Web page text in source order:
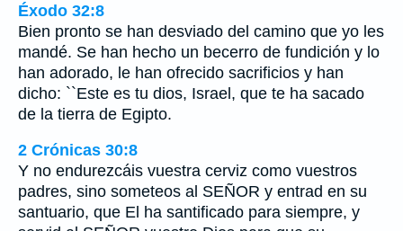
Éxodo 32:8
Bien pronto se han desviado del camino que yo les
mandé. Se han hecho un becerro de fundición y lo
han adorado, le han ofrecido sacrificios y han
dicho: ``Este es tu dios, Israel, que te ha sacado
de la tierra de Egipto.
2 Crónicas 30:8
Y no endurezcáis vuestra cerviz como vuestros
padres, sino someteos al SEÑOR y entrad en su
santuario, que El ha santificado para siempre, y